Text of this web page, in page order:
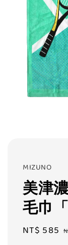
MIZUNO
美津
毛巾
Sale
NT$ 585